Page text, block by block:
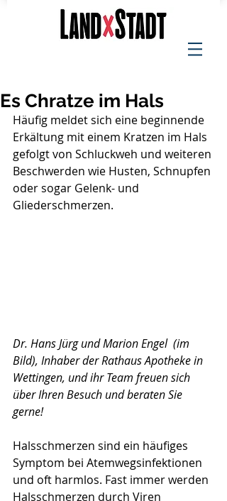
Es Chratze im Hals
Häufig meldet sich eine beginnende
Erkältung mit einem Kratzen im Hals
gefolgt von Schluckweh und weiteren
Beschwerden wie Husten, Schnupfen
oder sogar Gelenk- und
Gliederschmerzen.
Dr. Hans Jürg und Marion Engel  (im
Bild), Inhaber der Rathaus Apotheke in
Wettingen, und ihr Team freuen sich
über Ihren Besuch und beraten Sie
gerne!
Halsschmerzen sind ein häufiges
Symptom bei Atemwegsinfektionen
und oft harmlos. Fast immer werden
Halsschmerzen durch Viren